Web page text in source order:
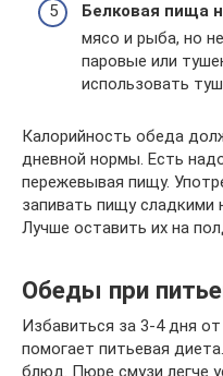
Белковая пища
мясо и рыба, но
паровые или
использовать
Калорийность обеда
дневной нормы. Есть
пережевывая пищу.
запивать пищу сладкими
Лучше оставить их на
Обеды при
Избавиться за 3-4 дня
помогает питьевая